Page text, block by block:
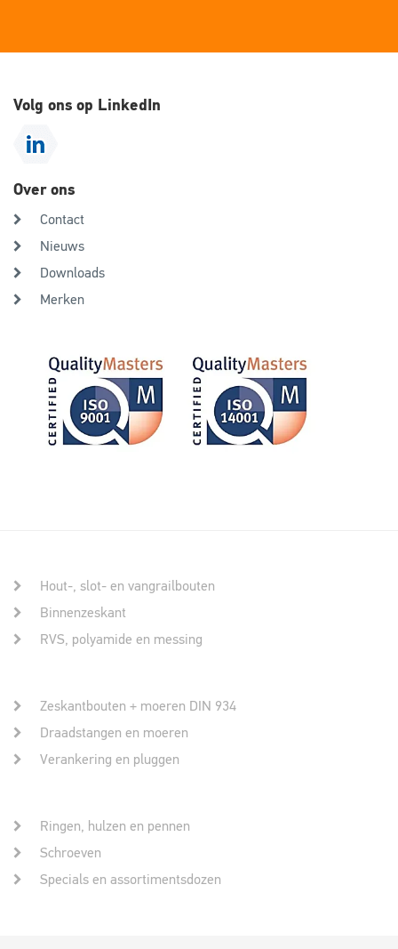
Volg ons op LinkedIn
Over ons
Contact
Nieuws
Downloads
Merken
Hout-, slot- en vangrailbouten
Binnenzeskant
RVS, polyamide en messing
Zeskantbouten + moeren DIN 934
Draadstangen en moeren
Verankering en pluggen
Ringen, hulzen en pennen
Schroeven
Specials en assortimentsdozen